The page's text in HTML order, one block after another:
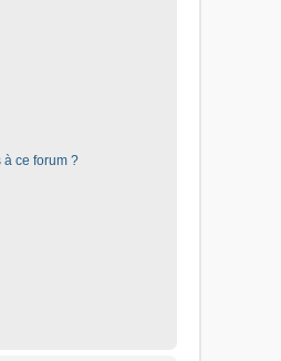
à ce forum ?